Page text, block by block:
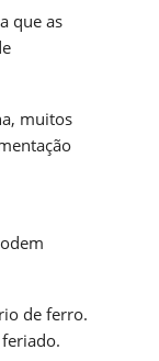
que as
muitos
de ferro.